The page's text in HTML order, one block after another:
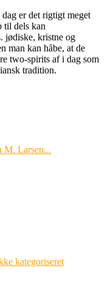
er det rigtigt meget
til dels kan
jødiske, kristne og
man kan håbe, at de
two-spirits af i dag som
tradition.
M. Larsen...
kategoriseret